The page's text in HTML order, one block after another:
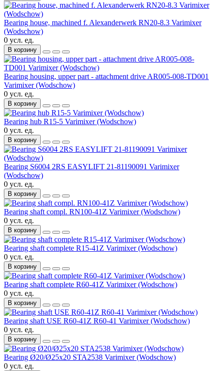
Bearing house, machined f. Alexanderwerk RN20-8.3 Varimixer
(Wodschow)
0 усл. ед.
В корзину
Bearing housing, upper part - attachment drive AR005-008-TD001
Varimixer (Wodschow)
0 усл. ед.
В корзину
Bearing hub R15-5 Varimixer (Wodschow)
0 усл. ед.
В корзину
Bearing S6004 2RS EASYLIFT 21-81190091 Varimixer
(Wodschow)
0 усл. ед.
В корзину
Bearing shaft compl. RN100-41Z Varimixer (Wodschow)
0 усл. ед.
В корзину
Bearing shaft complete R15-41Z Varimixer (Wodschow)
0 усл. ед.
В корзину
Bearing shaft complete R60-41Z Varimixer (Wodschow)
0 усл. ед.
В корзину
Bearing shaft USE R60-41Z R60-41 Varimixer (Wodschow)
0 усл. ед.
В корзину
Bearing Ø20/Ø25x20 STA2538 Varimixer (Wodschow)
0 усл. ед.